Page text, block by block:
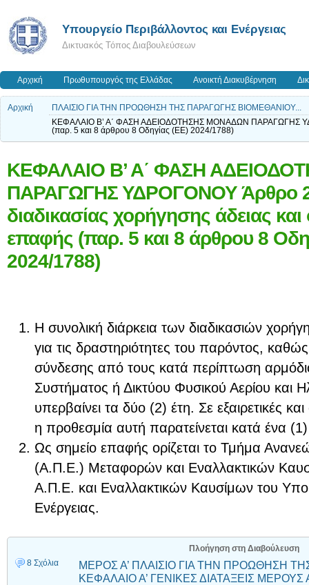
Yπουργείο Περιβάλλοντος και Ενέργειας
Δικτυακός Τόπος Διαβουλεύσεων
Αρχική Πρωθυπουργός της Ελλάδας Ανοικτή Διακυβέρνηση
Αρχική
ΠΛΑΙΣΙΟ ΓΙΑ ΤΗΝ ΠΡΟΩΘΗΣΗ ΤΗΣ ΠΑΡΑΓΩΓΗΣ ΒΙΟΜΕΘΑΝΙΟΥ...
ΚΕΦΑΛΑΙΟ Β’ Α΄ ΦΑΣΗ ΑΔΕΙΟΔΟΤΗΣΗΣ ΜΟΝΑΔΩΝ ΠΑΡΑΓΩΓΗΣ
(παρ. 5 και 8 άρθρου 8 Οδηγίας (ΕΕ) 2024/1788)
ΚΕΦΑΛΑΙΟ Β’ Α΄ ΦΑΣΗ
ΠΑΡΑΓΩΓΗΣ ΥΔΡΟΓΟΝΟΥ Άρθρο 26
διαδικασίας χορήγησης άδειας
επαφής (παρ. 5 και 8 άρθρου 8
2024/1788)
Η συνολική διάρκεια των διαδικασιών
για τις δραστηριότητες του παρόντος,
σύνδεσης από τους κατά περίπτωση
Συστήματος ή Δικτύου Φυσικού Αερίου και
υπερβαίνει τα δύο (2) έτη. Σε εξαιρετικές
η προθεσμία αυτή παρατείνεται κατά ένα
Ως σημείο επαφής ορίζεται το Τμήμα
(Α.Π.Ε.) Μεταφορών και Εναλλακτικών
Α.Π.Ε. και Εναλλακτικών Καυσίμων του
Ενέργειας.
Πλοήγηση στη Διαβούλευση
8 Σχόλια
ΜΕΡΟΣ Α’ ΠΛΑΙΣΙΟ ΓΙΑ ΤΗΝ ΠΡΟΩΘΗΣΗ
ΚΕΦΑΛΑΙΟ Α’ ΓΕΝΙΚΕΣ ΔΙΑΤΑΞΕΙΣ ΜΕΡΟΥΣ